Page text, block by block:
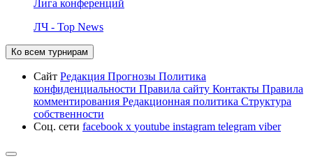
Лига конференций
ЛЧ - Top News
Ко всем турнирам
Сайт Редакция Прогнозы Политика
конфиденциальности Правила сайту Контакты Правила
комментирования Редакционная политика Структура
собственности
Соц. сети facebook x youtube instagram telegram viber